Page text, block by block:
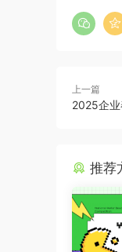
上一篇
2025企业
推荐